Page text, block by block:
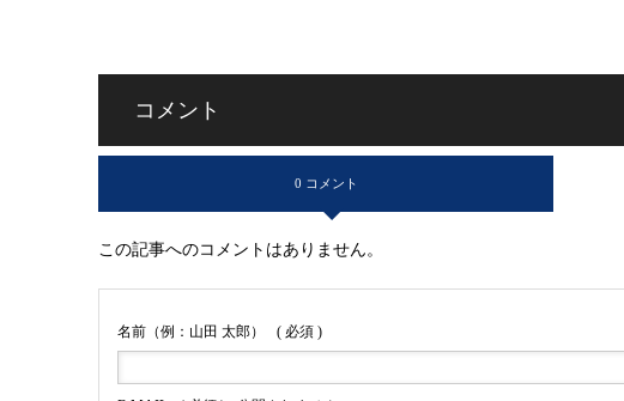
コメント
0 コメント
この記事へのコメントはありません。
名前（例：山田 太郎） ( 必須 )